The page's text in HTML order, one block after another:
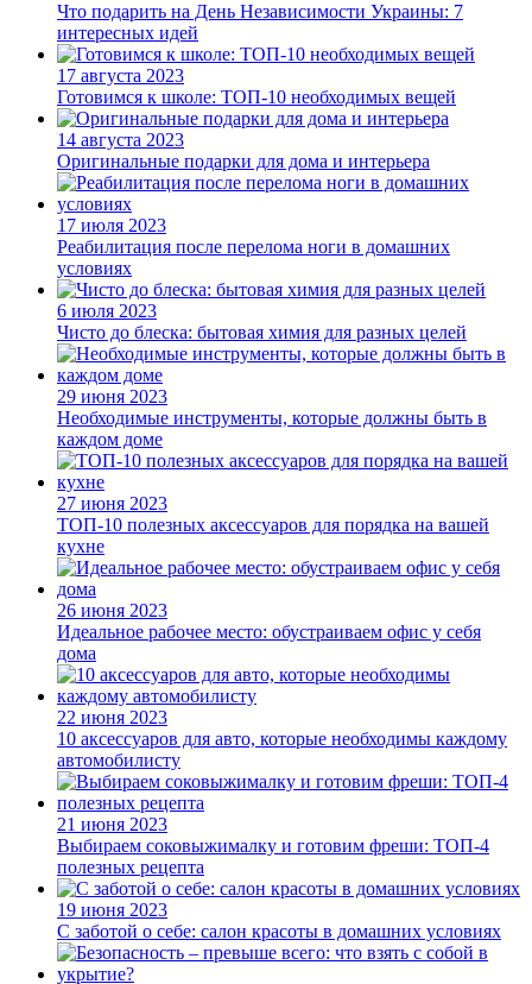
Что подарить на День Независимости Украины: 7
интересных идей
17 августа 2023
Готовимся к школе: ТОП-10 необходимых вещей
14 августа 2023
Оригинальные подарки для дома и интерьера
17 июля 2023
Реабилитация после перелома ноги в домашних
условиях
6 июля 2023
Чисто до блеска: бытовая химия для разных целей
29 июня 2023
Необходимые инструменты, которые должны быть в
каждом доме
27 июня 2023
ТОП-10 полезных аксессуаров для порядка на вашей
кухне
26 июня 2023
Идеальное рабочее место: обустраиваем офис у себя
дома
22 июня 2023
10 аксессуаров для авто, которые необходимы каждому
автомобилисту
21 июня 2023
Выбираем соковыжималку и готовим фреши: ТОП-4
полезных рецепта
19 июня 2023
С заботой о себе: салон красоты в домашних условиях